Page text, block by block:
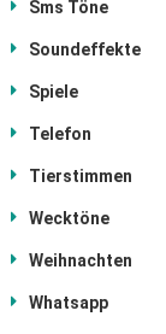
Sms Töne
Soundeffekte
Spiele
Telefon
Tierstimmen
Wecktöne
Weihnachten
Whatsapp